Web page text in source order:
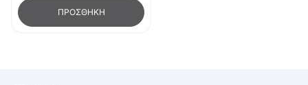
ΠΡΟΣΘΉΚΗ